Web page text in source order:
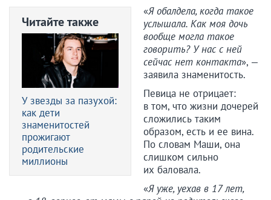
Читайте также
У звезды за пазухой:
как дети
знаменитостей
прожигают
родительские
миллионы
«Я обалдела, когда такое
услышала. Как моя дочь
вообще могла такое
говорить? У нас с ней
сейчас нет контакта», —
заявила знаменитость.
Певица не отрицает:
в том, что жизни дочерей
сложились таким
образом, есть и ее вина.
По словам Маши, она
слишком сильно
их баловала.
«Я уже, уехав в 17 лет,